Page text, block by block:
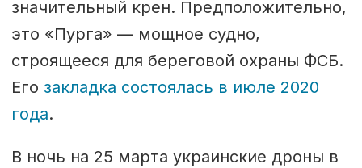
значительный крен. Предположительно,
это «Пурга» — мощное судно,
строящееся для береговой охраны ФСБ.
Его закладка состоялась в июле 2020
года.
В ночь на 25 марта украинские дроны в